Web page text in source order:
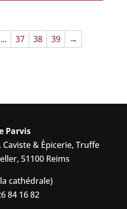
… 37 38 39 →
Parvis
Caviste & Èpicerie, Truffe
51100 Reims
cathédrale)
84 16 82